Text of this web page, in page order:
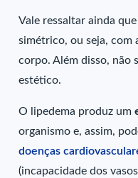
Vale ressaltar ainda
simétrico, ou seja, com
corpo. Além disso, não
estético.
O lipedema produz um
organismo e, assim,
doenças
(incapacidade dos